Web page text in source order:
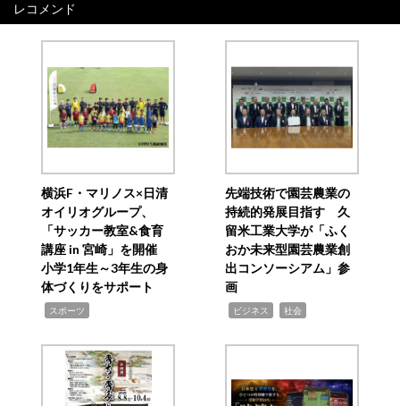
レコメンド
横浜F・マリノス×日清
オイリオグループ、
「サッカー教室&食育
講座 in 宮崎」を開催
小学1年生～3年生の身
体づくりをサポート
スポーツ
先端技術で園芸農業の
持続的発展目指す 久
留米工業大学が「ふく
おか未来型園芸農業創
出コンソーシアム」参
画
ビジネス 社会